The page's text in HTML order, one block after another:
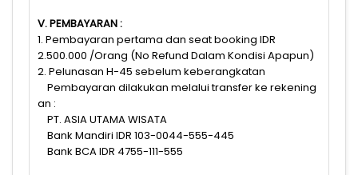
V. PEMBAYARAN :
1. Pembayaran pertama dan seat booking IDR
2.500.000 /Orang (No Refund Dalam Kondisi Apapun)
2. Pelunasan H-45 sebelum keberangkatan
Pembayaran dilakukan melalui transfer ke rekening
an :
PT. ASIA UTAMA WISATA
Bank Mandiri IDR 103-0044-555-445
Bank BCA IDR 4755-111-555